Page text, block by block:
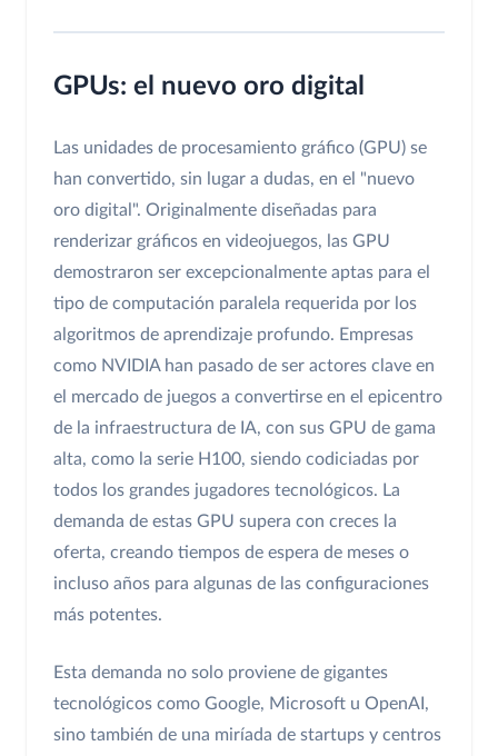
GPUs: el nuevo oro digital
Las unidades de procesamiento gráfico (GPU) se
han convertido, sin lugar a dudas, en el "nuevo
oro digital". Originalmente diseñadas para
renderizar gráficos en videojuegos, las GPU
demostraron ser excepcionalmente aptas para el
tipo de computación paralela requerida por los
algoritmos de aprendizaje profundo. Empresas
como NVIDIA han pasado de ser actores clave en
el mercado de juegos a convertirse en el epicentro
de la infraestructura de IA, con sus GPU de gama
alta, como la serie H100, siendo codiciadas por
todos los grandes jugadores tecnológicos. La
demanda de estas GPU supera con creces la
oferta, creando tiempos de espera de meses o
incluso años para algunas de las configuraciones
más potentes.
Esta demanda no solo proviene de gigantes
tecnológicos como Google, Microsoft u OpenAI,
sino también de una miríada de startups y centros